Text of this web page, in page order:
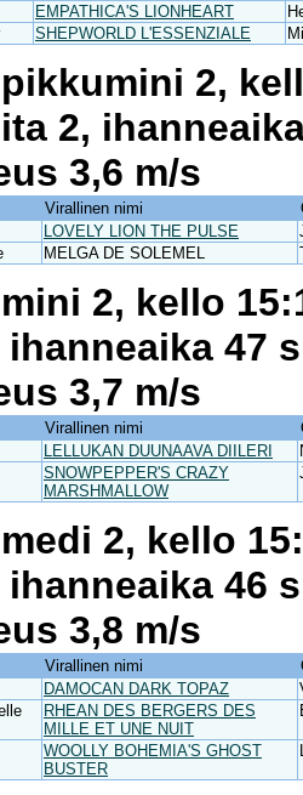
EMPATHICA'S LIONHEART
SHEPWORLD L'ESSENZIALE
2,
2,
3,6 m/s
Virallinen nimi
LOVELY LION THE PULSE
MELGA DE SOLEMEL
2, kello
47
3,7 m/s
Virallinen nimi
LELLUKAN DUUNAAVA DIILERI
SNOWPEPPER'S CRAZY
MARSHMALLOW
2, kello
46
3,8 m/s
Virallinen nimi
DAMOCAN DARK TOPAZ
RHEAN DES BERGERS DES
MILLE ET UNE NUIT
WOOLLY BOHEMIA'S GHOST
BUSTER